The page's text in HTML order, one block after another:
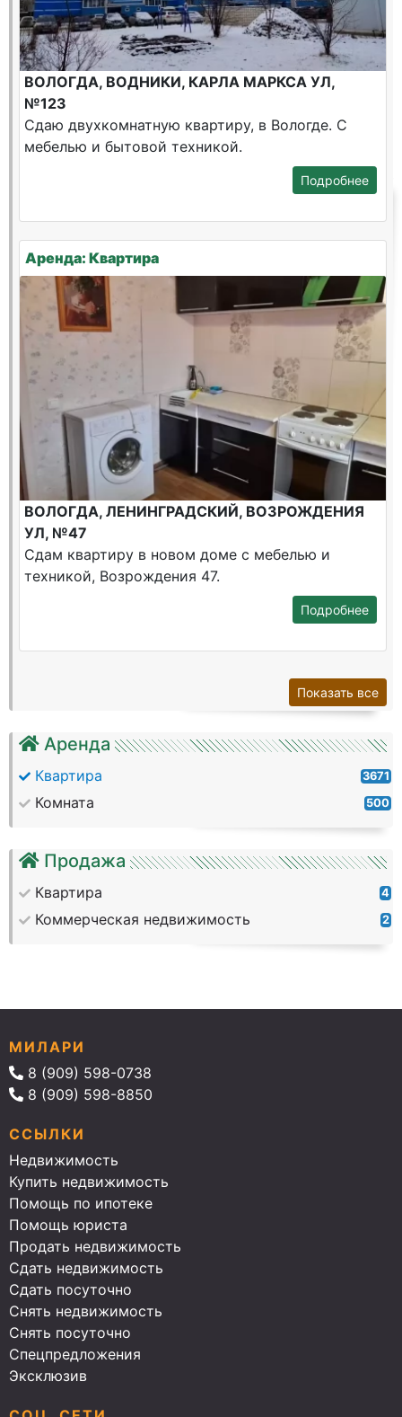
Аренда
Квартира 3671
Комната 500
Продажа
Квартира 4
Коммерческая недвижимость 2
ВОЛОГДА, ВОДНИКИ, КАРЛА МАРКСА УЛ,
№123
Сдаю двухкомнатную квартиру, в Вологде. С
мебелью и бытовой техникой.
Подробнее
Аренда: Квартира
ВОЛОГДА, ЛЕНИНГРАДСКИЙ, ВОЗРОЖДЕНИЯ
УЛ, №47
Сдам квартиру в новом доме с мебелью и
техникой, Возрождения 47.
Подробнее
Показать все
МИЛАРИ
8 (909) 598-0738
8 (909) 598-8850
ССЫЛКИ
Недвижимость
Купить недвижимость
Помощь по ипотеке
Помощь юриста
Продать недвижимость
Сдать недвижимость
Сдать посуточно
Снять недвижимость
Снять посуточно
Спецпредложения
Эксклюзив